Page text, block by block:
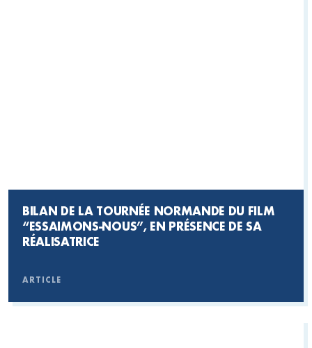
BILAN DE LA TOURNÉE NORMANDE DU FILM
“ESSAIMONS-NOUS”, EN PRÉSENCE DE SA
RÉALISATRICE
ARTICLE